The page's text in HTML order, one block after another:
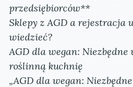
przedsiębiorców**
Sklepy z AGD a rejestracja
wiedzieć?
AGD dla wegan:
roślinną kuchnię
„AGD dla wegan: